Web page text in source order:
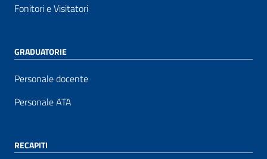
Fonitori e Visitatori
GRADUATORIE
Personale docente
Personale ATA
RECAPITI